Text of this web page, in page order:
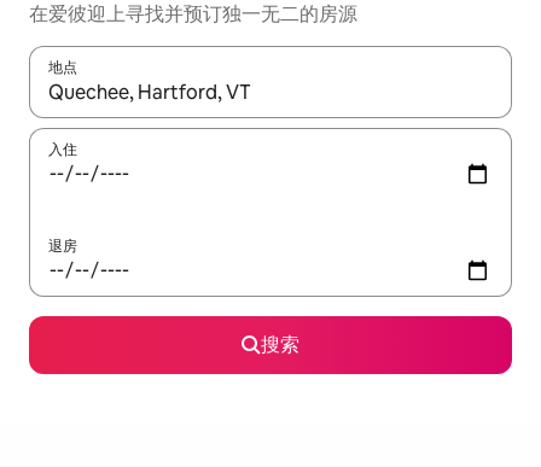
在爱彼迎上寻找并预订独一无二的房源
地点
如有搜索结果，请使用上下方向键查看，或通过点击或滑动手势
入住
退房
搜索